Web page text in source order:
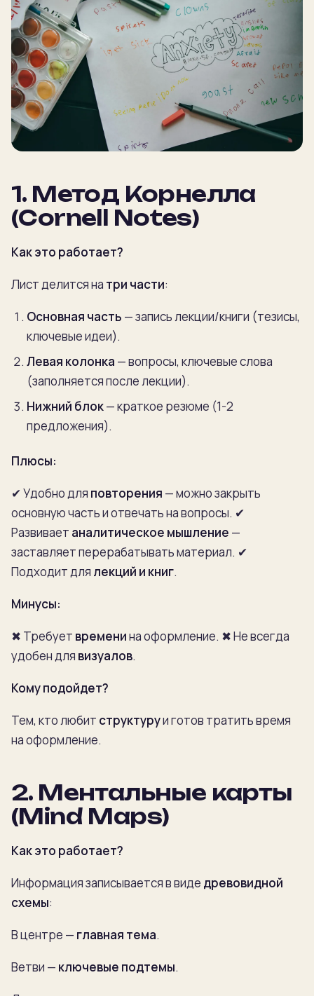
1. Метод Корнелла
(Cornell Notes)
Как это работает?
Лист делится на три части:
Основная часть — запись лекции/книги (тезисы,
ключевые идеи).
Левая колонка — вопросы, ключевые слова
(заполняется после лекции).
Нижний блок— краткое резюме (1-2
предложения).
Плюсы:
✔ Удобно для повторения — можно закрыть
основную часть и отвечать на вопросы. ✔
Развивает аналитическое мышление —
заставляет перерабатывать материал. ✔
Подходит для лекций и книг.
Минусы:
✖ Требует временина оформление. ✖ Не всегда
удобен для визуалов.
Кому подойдет?
Тем, кто любит структуруи готов тратить время
на оформление.
2. Ментальные карты
(Mind Maps)
Как это работает?
Информация записывается в виде древовидной
схемы:
В центре — главная тема.
Ветви — ключевые подтемы.